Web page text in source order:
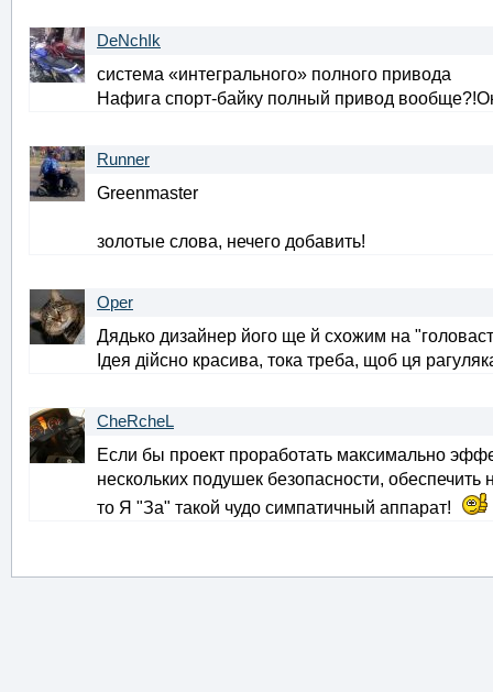
DeNchIk
система «интегрального» полного привода
Нафига спорт-байку полный привод
Runner
Greenmaster
золотые слова, нечего добавить!
Oper
Дядько дизайнер його ще й схожим на
Ідея дійсно красива, тока треба, щоб ця
CheRcheL
Если бы проект проработать максимально
нескольких подушек безопасности,
то Я "За" такой чудо симпатичный аппарат!